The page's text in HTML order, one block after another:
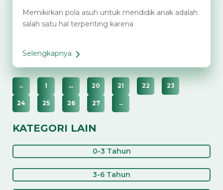
Memikirkan pola asuh untuk mendidik anak adalah
salah satu hal terpenting karena
Selengkapnya
4
Pola
Pengasuhan
Masa
Kini
Perlu
← 1 … 20 21 22 23
24 25 26 27 →
KATEGORI LAIN
0-3 Tahun
3-6 Tahun